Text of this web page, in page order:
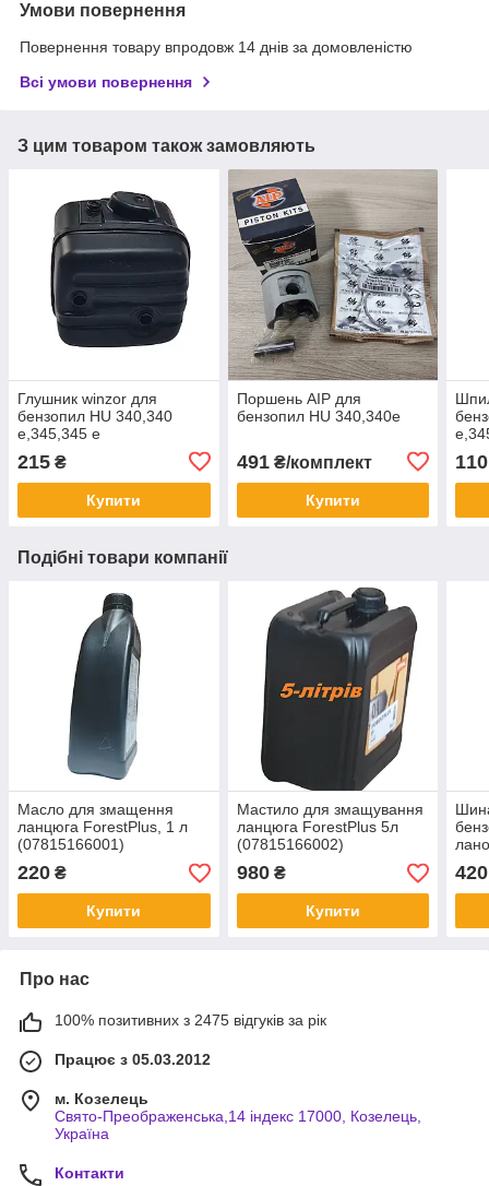
Умови повернення
Повернення товару впродовж 14 днів за домовленістю
Всі умови повернення
З цим товаром також замовляють
Глушник winzor для
бензопил HU 340,340
e,345,345 e
215 ₴
Купити
Поршень AIP для
бензопил HU 340,340e
491₴/комплект
Купити
110
Подібні товари компанії
Масло для змащення
ланцюга ForestPlus, 1 л
(07815166001)
220 ₴
Купити
Мастило для змащування
ланцюга ForestPlus 5л
(07815166002)
980₴
Купити
420
Про нас
100% позитивних з 2475 відгуків за рік
Працює з 05.03.2012
м. Козелець
Свято-Преображенська,14 індекс 17000, Козелець,
Україна
Контакти